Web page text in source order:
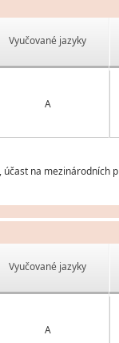
Vyučované jazyky
A
na
Vyučované jazyky
A